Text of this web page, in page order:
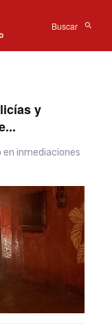
Buscar
y
en inmediaciones